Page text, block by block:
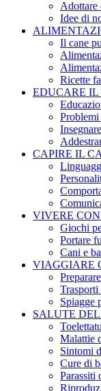
Adottare
Idee di
Il cane
Ricette
EDUCARE IL
Problemi
CAPIRE IL
VIVERE
Giochi
Portare
Cani e
VIAGGIARE
Trasporti
Spiagge
SALUTE
Malattie
Sintomi
Cure di
Parassiti